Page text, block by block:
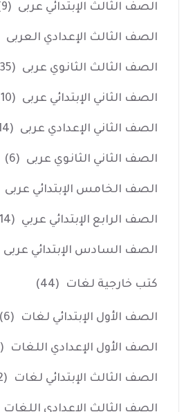
الصف الثالث الإبتدائي عربى (9)
الصف الثالث الإعدادي العربى
الصف الثالث الثانوي عربى (35)
الصف الثاني الإبتدائي عربى (10)
الصف الثاني الإعدادي عربى (14)
الصف الثاني الثانوي عربى (6)
الصف الخامس الإبتدائي عربى
الصف الرابع الإبتدائي عربي (14)
الصف السادس الإبتدائي عربى
كتب خارجية لغات (44)
الصف الأول الإبتدائي لغات (6)
الصف الأول الإعدادي اللغات (3)
الصف الثالث الإبتدائي لغات (2)
الصف الثالث الإعدادي اللغات